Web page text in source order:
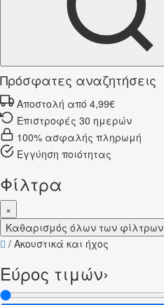
Πρόσφατες αναζητήσεις
Αποστολή από 4,99€
Επιστροφές 30 ημερών
100% ασφαλής πληρωμή
Εγγύηση ποιότητας
Φίλτρα
×
Καθαρισμός όλων των φίλτρων
/ Ακουστικά και ήχος
Εύρος τιμών›